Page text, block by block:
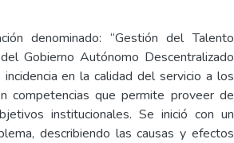
denominado: “Gestión del Talento
Gobierno Autónomo Descentralizado
en la calidad del servicio a los
competencias que permite proveer de
institucionales. Se inició con un
describiendo las causas y efectos